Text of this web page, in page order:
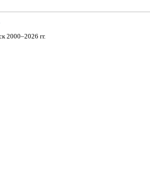
2000–2026 гг.